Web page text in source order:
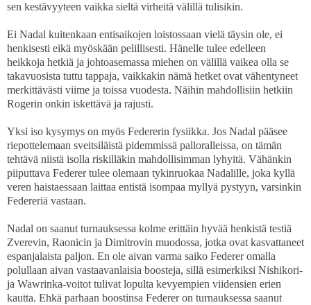
sen kestävyyteen vaikka sieltä virheitä välillä tulisikin.
Ei Nadal kuitenkaan entisaikojen loistossaan vielä täysin ole, ei
henkisesti eikä myöskään pelillisesti. Hänelle tulee edelleen
heikkoja hetkiä ja johtoasemassa miehen on välillä vaikea olla se
takavuosista tuttu tappaja, vaikkakin nämä hetket ovat vähentyneet
merkittävästi viime ja toissa vuodesta. Näihin mahdollisiin hetkiin
Rogerin onkin iskettävä ja rajusti.
Yksi iso kysymys on myös Federerin fysiikka. Jos Nadal pääsee
riepottelemaan sveitsiläistä pidemmissä palloralleissa, on tämän
tehtävä niistä isolla riskilläkin mahdollisimman lyhyitä. Vähänkin
piiputtava Federer tulee olemaan tykinruokaa Nadalille, joka kyllä
veren haistaessaan laittaa entistä isompaa myllyä pystyyn, varsinkin
Federeriä vastaan.
Nadal on saanut turnauksessa kolme erittäin hyvää henkistä testiä
Zverevin, Raonicin ja Dimitrovin muodossa, jotka ovat kasvattaneet
espanjalaista paljon. En ole aivan varma saiko Federer omalla
polullaan aivan vastaavanlaisia boosteja, sillä esimerkiksi Nishikori-
ja Wawrinka-voitot tulivat lopulta kevyempien viidensien erien
kautta. Ehkä parhaan boostinsa Federer on turnauksessa saanut